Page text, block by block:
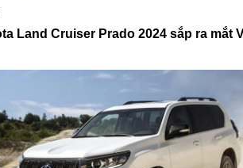
Land Cruiser Prado 2024 sắp ra mắt